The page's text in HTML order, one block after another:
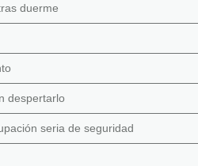
duerme
despertarlo
seria de seguridad